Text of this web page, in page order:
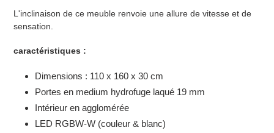
L'inclinaison de ce meuble renvoie une allure de vitesse et de
sensation.
caractéristiques :
Dimensions : 110 x 160 x 30 cm
Portes en medium hydrofuge laqué 19 mm
Intérieur en agglomérée
LED RGBW-W (couleur & blanc)